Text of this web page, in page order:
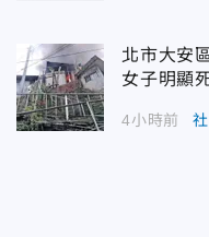
北市大安
女子明顯
4小時前